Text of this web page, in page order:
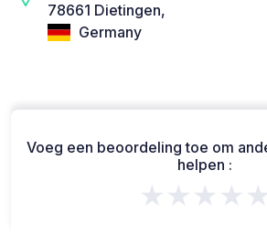
78661 Dietingen,
Germany
Voeg een beoordeling toe om
helpen :
★★★★★